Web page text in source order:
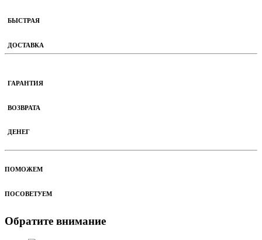
БЫСТРАЯ
ДОСТАВКА
ГАРАНТИЯ
ВОЗВРАТА
ДЕНЕГ
ПОМОЖЕМ
ПОСОВЕТУЕМ
Обратите внимание